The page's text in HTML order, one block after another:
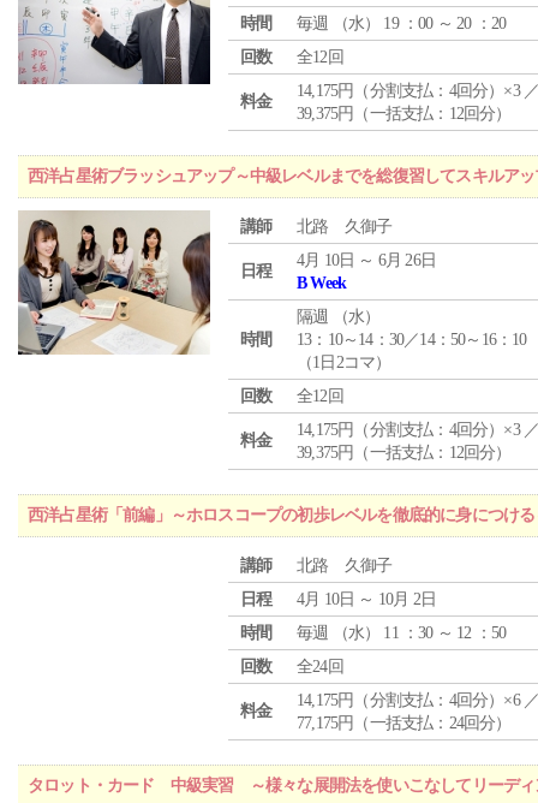
時間
毎週 （水） 19 ：00 ～ 20 ：20
回数
全12回
料金
14,175円（分割支払：4回分）×3
39,375円（一括支払：12回分）
西洋占星術ブラッシュアップ～中級レベルまでを総復習してスキルア
講師 北路 久御子
日程
4月 10日 ～ 6月 26日
B Week
時間
隔週 （水）
13：10～14：30／14：50～16：10
（1日2コマ）
回数
全12回
料金
14,175円（分割支払：4回分）×3
39,375円（一括支払：12回分）
西洋占星術「前編」～ホロスコープの初歩レベルを徹底的に身につける
講師
北路 久御子
日程
4月 10日 ～ 10月 2日
時間
毎週 （水） 11 ：30 ～ 12 ：50
回数
全24回
料金
14,175円（分割支払：4回分）×6
77,175円（一括支払：24回分）
タロット・カード 中級実習 ～様々な展開法を使いこなしてリーディ